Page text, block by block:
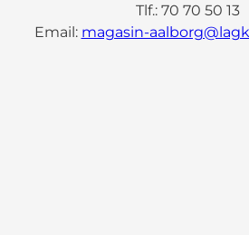
Tlf.: 70 70 50 13
Email: magasin-